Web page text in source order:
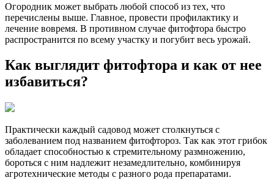
Огородник может выбрать любой способ из тех, что
перечислены выше. Главное, провести профилактику и
лечение вовремя. В противном случае фитофтора быстро
распространится по всему участку и погубит весь урожай.
Как выглядит фитофтора и как от нее
избавиться?
Практически каждый садовод может столкнуться с
заболеванием под названием фитофтороз. Так как этот грибок
обладает способностью к стремительному размножению,
бороться с ним надлежит незамедлительно, комбинируя
агротехнические методы с разного рода препаратами.